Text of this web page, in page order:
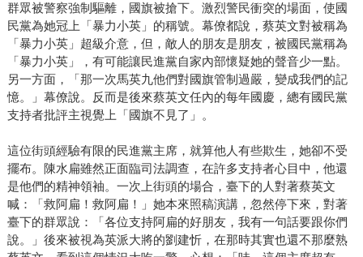
群眾被警察強制驅離，國旗被搶下。激烈警民衝突的場面，使國
民黨為她冠上「暴力小英」的稱號。幕僚都說，蔡英文對被稱為
「暴力小英」超級介意，但，敵人的朋友是朋友，被國民黨稱為
「暴力小英」，有可能讓民進黨自家內部懷疑她的聲音少一點。
另一方面，「那一次馬英九他們對國旗管制過嚴，變成我們的記
憶。」幕僚說。反而是後來蔡英文任內的每年國慶，總有國民黨
支持者批評主視覺上「國旗不見了」。
這位街頭經驗有限的民進黨主席，就算他人有些欺生，她卻不受
擺布。陳水扁雖然正面臨司法調查，在許多支持者心目中，他還
是他們的精神領袖。一次上街頭的場合，臺下的人對著蔡英文
喊：「救阿扁！救阿扁！」她本來照稿演講，忽然停下來，對著
臺下的群眾說：「各位支持阿扁的好朋友，我有一句話要跟你們
說。」後來被視為英派大將的劉建忻，在那時其實也還不那麼熟